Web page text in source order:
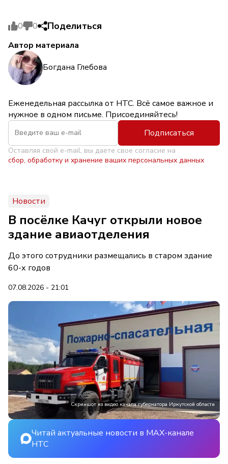
0 0 Поделиться
Автор материала
Богдана Глебова
Еженедельная рассылка от НТС. Всё самое важное и
нужное в одном письме. Присоединяйтесь!
Подписаться
Оставляя свой e-mail, вы даете свое согласие на
сбор, обработку и хранение ваших персональных данных
Новости
В посёлке Качуг открыли новое
здание авиаотделения
До этого сотрудники размещались в старом здание
60-х годов
07.08.2026 - 21:01
Скриншот из видео канала губернатора Иркутской области
Читай актуальные новости в MAX-канале
НТС